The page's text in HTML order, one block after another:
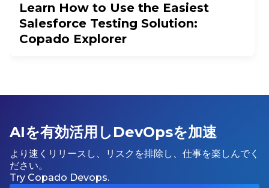
Learn How to Use the Easiest
Salesforce Testing Solution:
Copado Explorer
AIを有効活用しDevOpsを加速
より速くリリースし、リスクを排除し、仕事を楽しんでく
ださい。
Try Copado Devops.